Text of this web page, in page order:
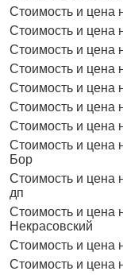
Стоимость и цена
Стоимость и цена
Стоимость и цена
Стоимость и цена
Стоимость и цена
Стоимость и цена
Стоимость и цена
Стоимость и цена
Бор
Стоимость и цена
дп
Стоимость и цена
Некрасовский
Стоимость и цена
Стоимость и цена